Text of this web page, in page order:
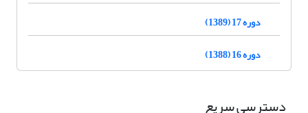
دوره 17 (1389)
دوره 16 (1388)
دسترسی سریع